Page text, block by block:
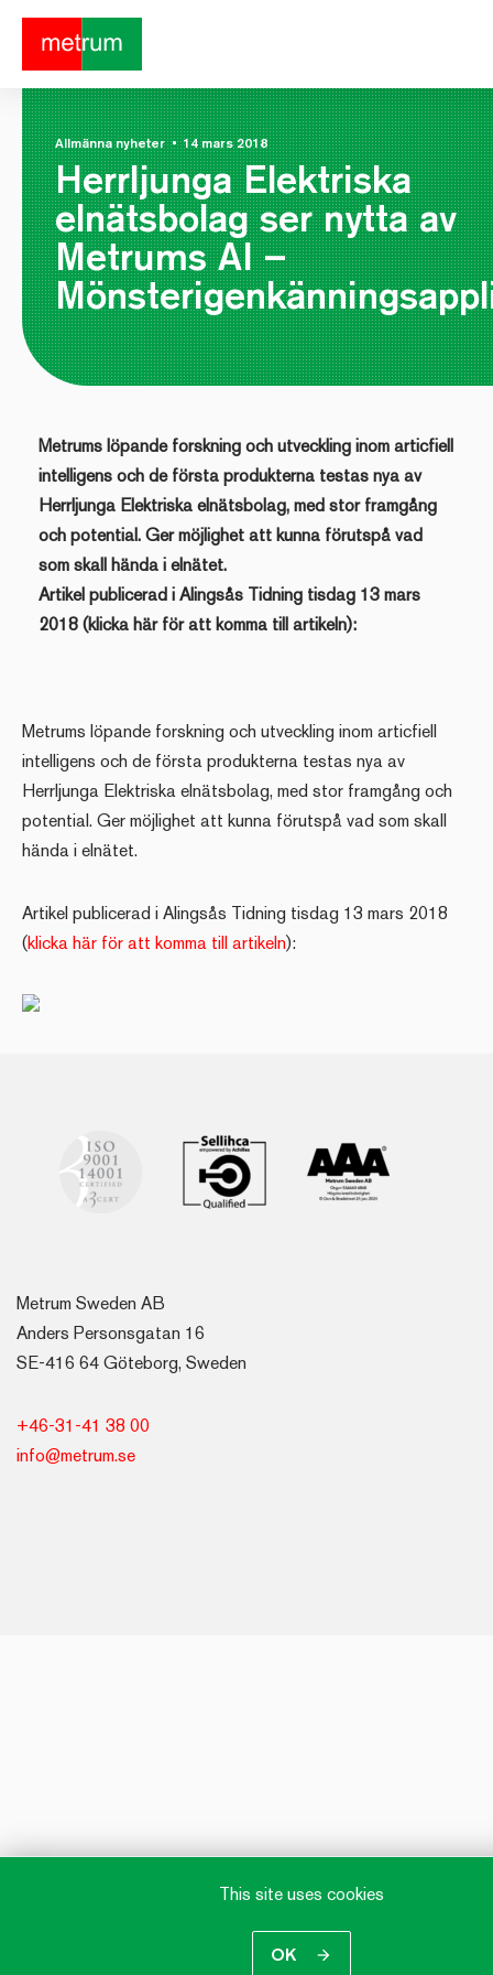
Allmänna nyheter • 14 mars 2018
Herrljunga Elektriska
elnätsbolag ser nytta av
Metrums AI –
Metrums löpande forskning och utveckling inom articfiell
intelligens och de första produkterna testas nya av
Herrljunga Elektriska elnätsbolag, med stor framgång
och potential. Ger möjlighet att kunna förutspå vad
som skall hända i elnätet.
Artikel publicerad i Alingsås Tidning tisdag 13 mars
2018 (klicka här för att komma till artikeln):
Metrums löpande forskning och utveckling inom articfiell
intelligens och de första produkterna testas nya av
Herrljunga Elektriska elnätsbolag, med stor framgång och
potential. Ger möjlighet att kunna förutspå vad som skall
hända i elnätet.
Artikel publicerad i Alingsås Tidning tisdag 13 mars 2018
(klicka här för att komma till artikeln):
Metrum Sweden AB
Anders Personsgatan 16
SE-416 64 Göteborg, Sweden
+46-31-41 38 00
info@metrum.se
This site uses cookies
OK